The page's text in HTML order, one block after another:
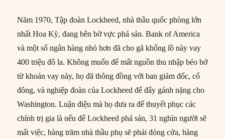
Năm 1970, Tập đoàn Lockheed, nhà thầu quốc phòng lớn
nhất Hoa Kỳ, đang bên bờ vực phá sản. Bank of America
và một số ngân hàng nhỏ hơn đã cho gã khổng lồ này vay
400 triệu đô la. Không muốn để mất nguồn thu nhập béo bở
từ khoản vay này, họ đã thông đồng với ban giám đốc, cổ
đông, và nghiệp đoàn của Lockheed để đẩy gánh nặng cho
Washington. Luận điệu mà họ đưa ra để thuyết phục các
chính trị gia là nếu để Lockheed phá sản, 31 nghìn người sẽ
mất việc, hàng trăm nhà thầu phụ sẽ phải đóng cửa, hàng